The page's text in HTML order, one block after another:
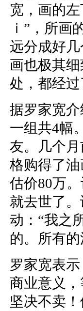
宽，画的
ｉ”，所画
远分成好
画也极其
处，都经过
据罗家宽
一组共4幅
友。几个
格购得了
估价80万
就去世了
动：“我之
的。所有
罗家宽表
商业意义
坚决不卖